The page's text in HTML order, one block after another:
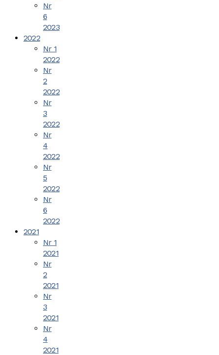
Nr
6
2023
2022
Nr 1
2022
Nr
2
2022
Nr
3
2022
Nr
4
2022
Nr
5
2022
Nr
6
2022
2021
Nr 1
2021
Nr
2
2021
Nr
3
2021
Nr
4
2021